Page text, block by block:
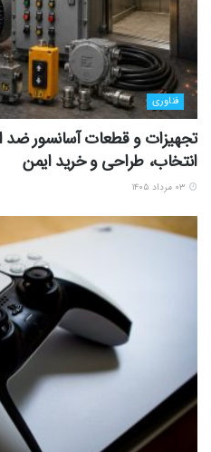
فناوری
انتخاب، طراحی و خرید ایمن